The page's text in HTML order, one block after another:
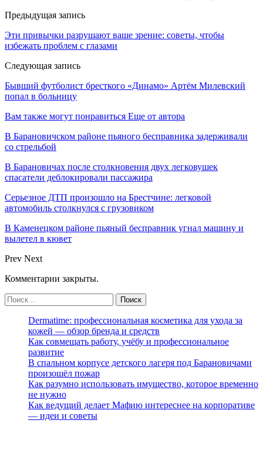
Предыдущая запись
Эти привычки разрушают ваше зрение: советы, чтобы
избежать проблем с глазами
Следующая запись
Бывший футболист бресткого «Динамо» Артём Милевский
попал в больницу
Вам также могут понравиться Еще от автора
В Барановичском районе пьяного бесправника задерживали
со стрельбой
В Барановичах после столкновения двух легковушек
спасатели деблокировали пассажира
Серьезное ДТП произошло на Брестчине: легковой
автомобиль столкнулся с грузовиком
В Каменецком районе пьяный бесправник угнал машину и
вылетел в кювет
Prev Next
Комментарии закрыты.
Dermatime: профессиональная косметика для ухода за
кожей — обзор бренда и средств
Как совмещать работу, учёбу и профессиональное
развитие
В спальном корпусе детского лагеря под Барановичами
произошёл пожар
Как разумно использовать имущество, которое временно
не нужно
Как ведущий делает Мафию интереснее на корпоративе
— идеи и советы